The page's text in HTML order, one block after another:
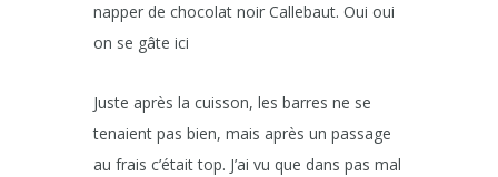
napper de chocolat noir Callebaut. Oui oui
on se gâte ici
Juste après la cuisson, les barres ne se
tenaient pas bien, mais après un passage
au frais c’était top. J’ai vu que dans pas mal